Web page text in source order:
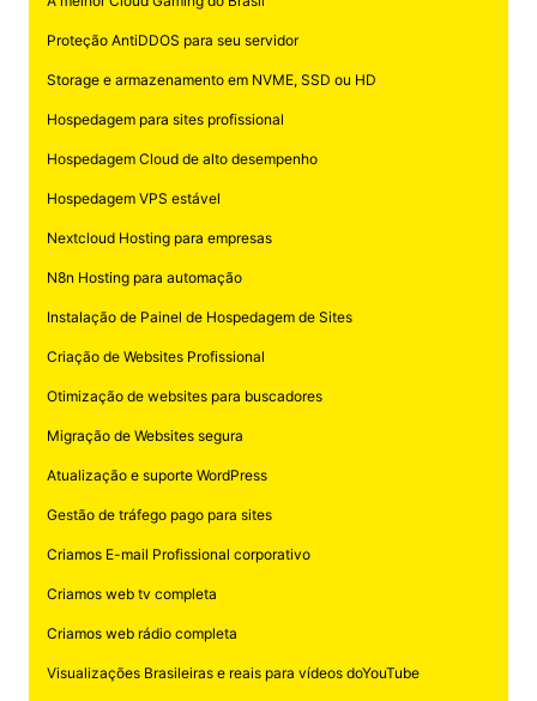
Proteção AntiDDOS para seu servidor
Storage e armazenamento em NVME, SSD ou HD
Hospedagem para sites profissional
Hospedagem Cloud de alto desempenho
Hospedagem VPS estável
Nextcloud Hosting para empresas
N8n Hosting para automação
Instalação de Painel de Hospedagem de Sites
Criação de Websites Profissional
Otimização de websites para buscadores
Migração de Websites segura
Atualização e suporte WordPress
Gestão de tráfego pago para sites
Criamos E-mail Profissional corporativo
Criamos web tv completa
Criamos web rádio completa
Visualizações Brasileiras e reais para vídeos doYouTube